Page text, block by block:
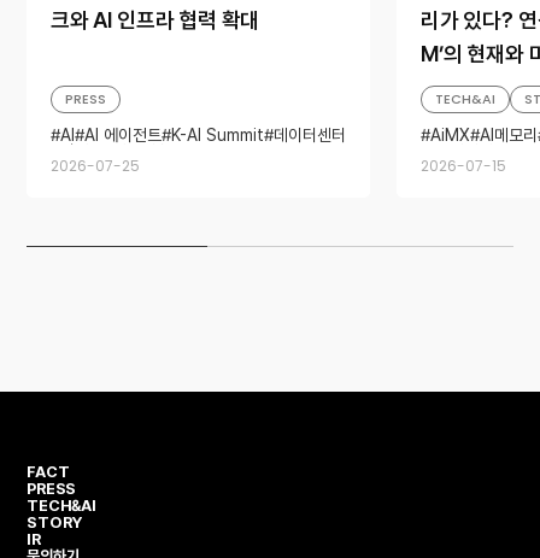
크와 AI 인프라 협력 확대
2026-07-25
PRESS
AI
AI 에이전트 K-AI Summit 데이터센터
리가 있다?
M’의 현재와
2026-07-15
TECH&AI
AiMX AI메모리
FACT
PRESS
TECH&AI
STORY
IR